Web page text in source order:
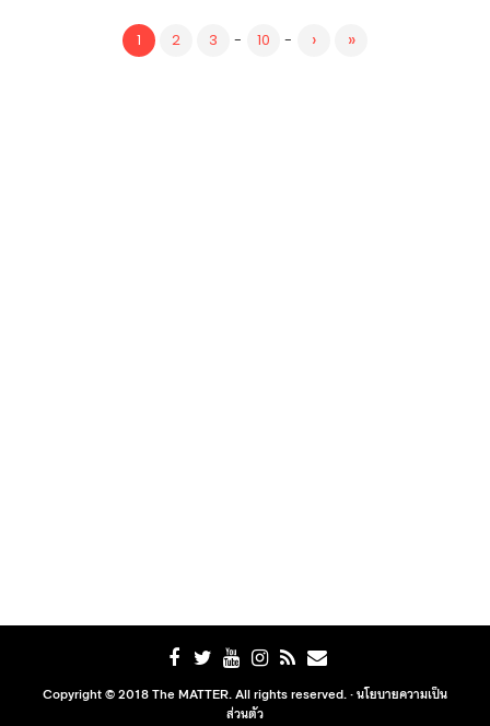
1 2 3 - 10 - › »
Copyright © 2018 The MATTER. All rights reserved. ·นโยบายความเป็น
ส่วนตัว